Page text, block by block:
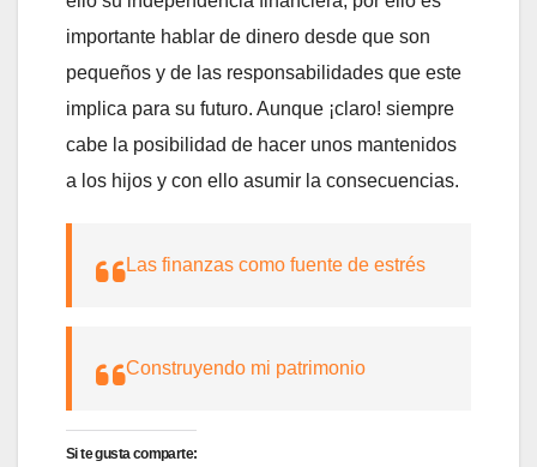
importante hablar de dinero desde que son
pequeños y de las responsabilidades que este
implica para su futuro. Aunque ¡claro! siempre
cabe la posibilidad de hacer unos mantenidos
a los hijos y con ello asumir la consecuencias.
Las finanzas como fuente de estrés
Construyendo mi patrimonio
Si te gusta comparte: